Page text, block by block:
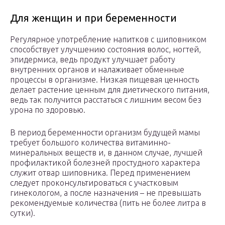
Для женщин и при беременности
Регулярное употребление напитков с шиповником
способствует улучшению состояния волос, ногтей,
эпидермиса, ведь продукт улучшает работу
внутренних органов и налаживает обменные
процессы в организме. Низкая пищевая ценность
делает растение ценным для диетического питания,
ведь так получится расстаться с лишним весом без
урона по здоровью.
В период беременности организм будущей мамы
требует большого количества витаминно-
минеральных веществ и, в данном случае, лучшей
профилактикой болезней простудного характера
служит отвар шиповника. Перед применением
следует проконсультироваться с участковым
гинекологом, а после назначения – не превышать
рекомендуемые количества (пить не более литра в
сутки).